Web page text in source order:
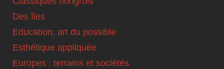
Des îles
Education, art du possible
Esthétique appliquée
Europes : terrains et sociétés